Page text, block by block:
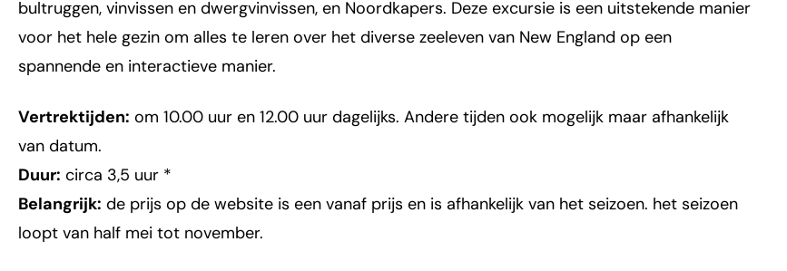
bultruggen, vinvissen en dwergvinvissen, en Noordkapers. Deze excursie is een uitstekende manier
voor het hele gezin om alles te leren over het diverse zeeleven van New England op een
spannende en interactieve manier.
Vertrektijden: om 10.00 uur en 12.00 uur dagelijks. Andere tijden ook mogelijk maar afhankelijk
van datum.
Duur: circa 3,5 uur *
Belangrijk: de prijs op de website is een vanaf prijs en is afhankelijk van het seizoen. het seizoen
loopt van half mei tot november.